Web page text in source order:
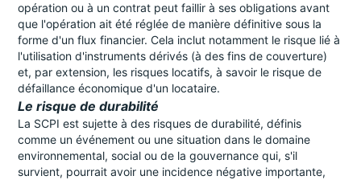
opération ou à un contrat peut faillir à ses obligations avant
que l'opération ait été réglée de manière définitive sous la
forme d'un flux financier. Cela inclut notamment le risque lié à
l'utilisation d'instruments dérivés (à des fins de couverture)
et, par extension, les risques locatifs, à savoir le risque de
défaillance économique d'un locataire.
Le risque de durabilité
La SCPI est sujette à des risques de durabilité, définis
comme un événement ou une situation dans le domaine
environnemental, social ou de la gouvernance qui, s'il
survient, pourrait avoir une incidence négative importante,